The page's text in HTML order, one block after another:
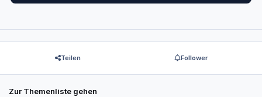
Teilen Follower
Zur Themenliste gehen